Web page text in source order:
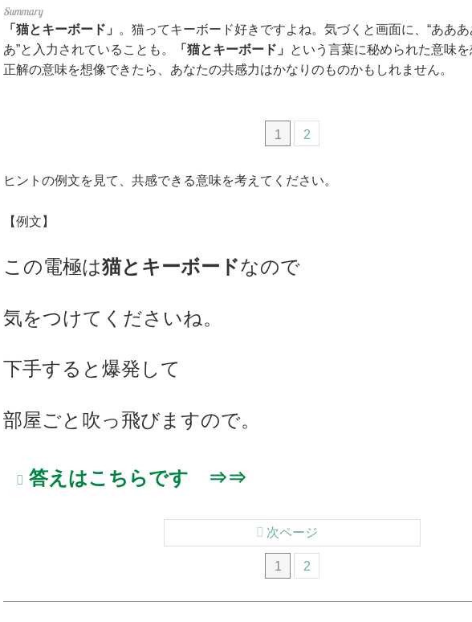
「猫とキーボード」
。猫ってキーボード好きですよね。気づくと画面に、“ああ
あ”と入力されていることも。
「猫とキーボード」
という言葉に秘められた意味
正解の意味を想像できたら、あなたの共感力はかなりのものかもしれません。
1 2
ヒントの例文を見て、共感できる意味を考えてください。
【例文】
この電極は猫とキーボードなので
気をつけてくださいね。
下手すると爆発して
部屋ごと吹っ飛びますので。
答えはこちらです ⇒⇒
1 2
次ページ